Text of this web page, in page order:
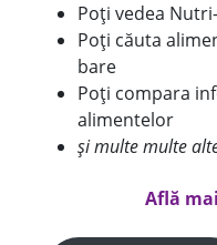
Poți vedea
Poți căuta
bare
Poți compara
alimentelor
și multe multe
Află